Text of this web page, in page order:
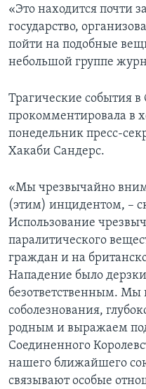
«Это находится почти
государство,
пойти на подобные
небольшой группе
Трагические события в
прокомментировала в
понедельник пресс-
Хакаби Сандерс.
«Мы чрезвычайно
(этим) инцидентом, –
Использование
паралитического
граждан и на
Нападение было
безответственным.
соболезнования,
родным и выражаем
Соединенного
нашего ближайшего
связывают особые